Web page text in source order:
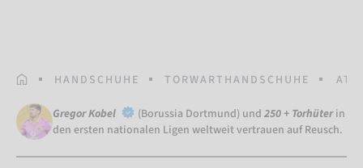
STARTSEITEHANDSCHUHE TORWARTHANDSCHUHE
Gregor Kobel (Borussia Dortmund) und 250 + Torhüter in
den ersten nationalen Ligen weltweit vertrauen auf Reusch.